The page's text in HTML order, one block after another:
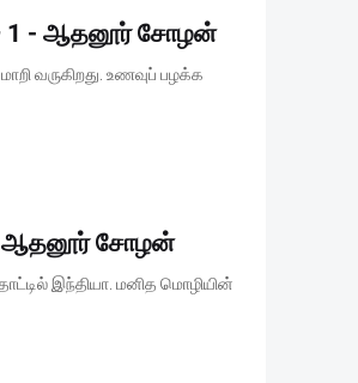
1 - ஆதனூர் சோழன்
வருகிறது. உணவுப் பழக்க
ஆதனூர் சோழன்
இந்தியா. மனித மொழியின்